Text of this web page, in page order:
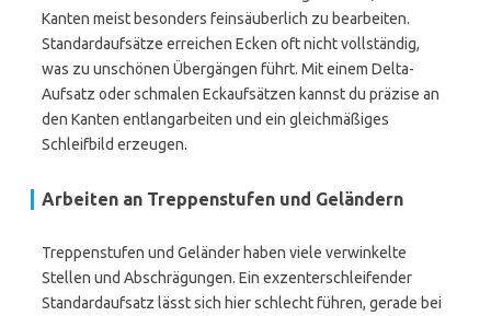
Kanten meist besonders feinsäuberlich zu bearbeiten.
Standardaufsätze erreichen Ecken oft nicht vollständig,
was zu unschönen Übergängen führt. Mit einem Delta-
Aufsatz oder schmalen Eckaufsätzen kannst du präzise an
den Kanten entlangarbeiten und ein gleichmäßiges
Schleifbild erzeugen.
Arbeiten an Treppenstufen und Geländern
Treppenstufen und Geländer haben viele verwinkelte
Stellen und Abschrägungen. Ein exzenterschleifender
Standardaufsatz lässt sich hier schlecht führen, gerade bei